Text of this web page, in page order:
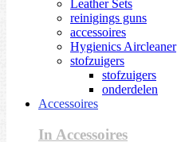
Leather Sets
reinigings guns
accessoires
Hygienics Aircleaner
stofzuigers
stofzuigers
onderdelen
Accessoires
In Accessoires